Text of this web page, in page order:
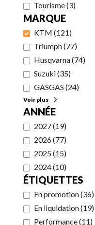
Tourisme(3)
MARQUE
KTM (121)
Triumph(77)
Husqvarna(74)
Suzuki(35)
GASGAS (24)
Voir plus
ANNÉE
2027(19)
2026(77)
2025(15)
2024(10)
ÉTIQUETTES
En promotion(36)
En liquidation(19)
Performance(11)